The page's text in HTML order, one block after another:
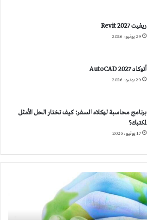
ريفيت 2027 Revit
29 يونيو، 2026
أتوكاد 2027 AutoCAD
29 يونيو، 2026
برنامج محاسبة لوكلاء السفر: كيف تختار الحل الأمثل
لمكتبك؟
17 يونيو، 2026